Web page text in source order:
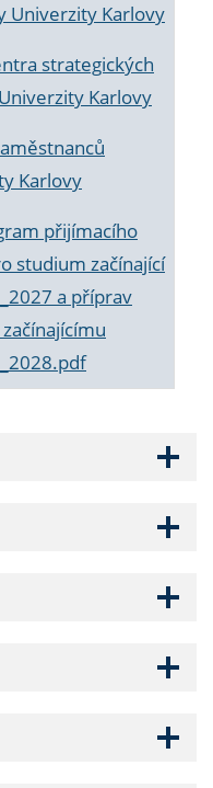
Univerzity Karlovy
strategických
Karlovy
Karlovy
přijímacího
studium začínající
a příprav